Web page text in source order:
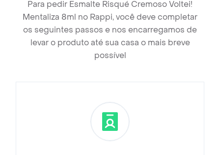
Para pedir Esmalte Risqué Cremoso Voltei!
Mentaliza 8ml no Rappi, você deve completar
os seguintes passos e nos encarregamos de
levar o produto até sua casa o mais breve
possível